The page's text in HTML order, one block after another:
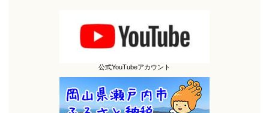
公式YouTubeアカウント